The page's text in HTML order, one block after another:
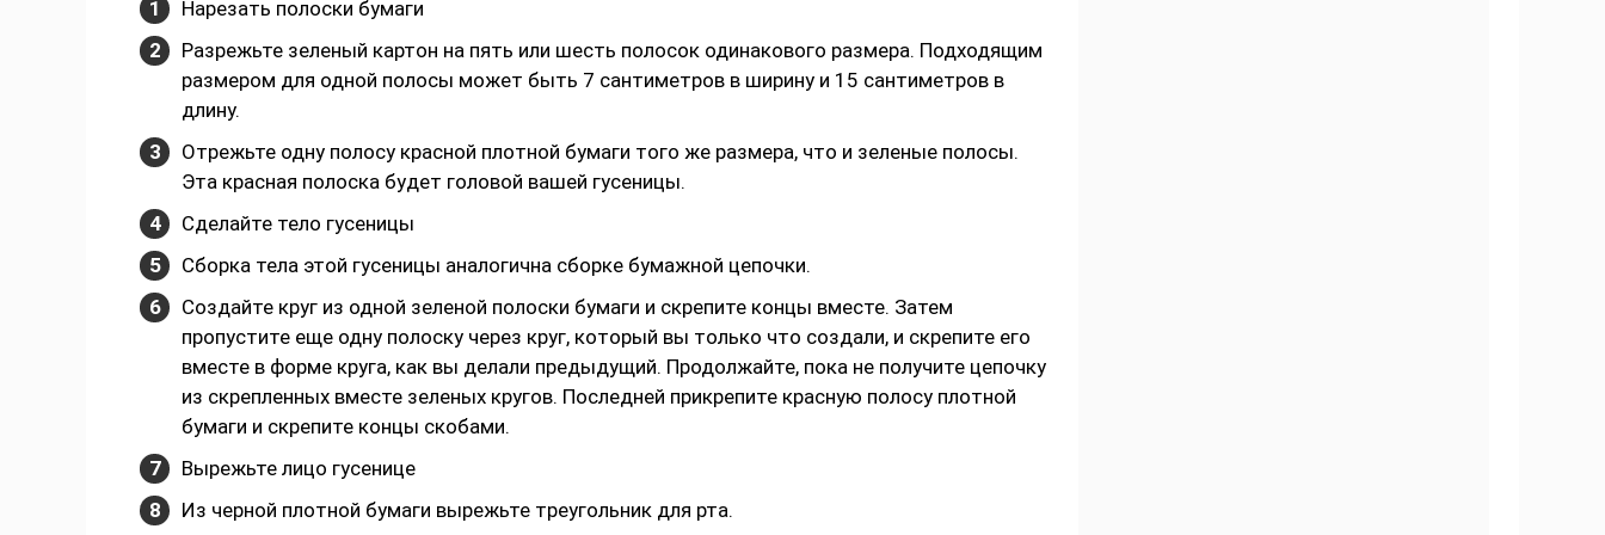
Нарезать полоски бумаги
Разрежьте зеленый картон на пять или шесть полосок одинакового размера. Подходящим
размером для одной полосы может быть 7 сантиметров в ширину и 15 сантиметров в
длину.
Отрежьте одну полосу красной плотной бумаги того же размера, что и зеленые полосы.
Эта красная полоска будет головой вашей гусеницы.
Сделайте тело гусеницы
Сборка тела этой гусеницы аналогична сборке бумажной цепочки.
Создайте круг из одной зеленой полоски бумаги и скрепите концы вместе. Затем
пропустите еще одну полоску через круг, который вы только что создали, и скрепите его
вместе в форме круга, как вы делали предыдущий. Продолжайте, пока не получите цепочку
из скрепленных вместе зеленых кругов. Последней прикрепите красную полосу плотной
бумаги и скрепите концы скобами.
Вырежьте лицо гусенице
Из черной плотной бумаги вырежьте треугольник для рта.